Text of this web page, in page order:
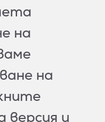
на
на
версия и